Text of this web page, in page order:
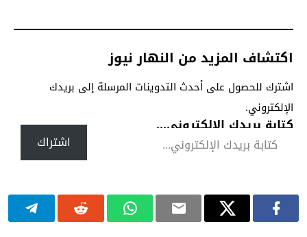
اكتشاف المزيد من النهار نيوز
اشترك للحصول على أحدث التدوينات المرسلة إلى بريدك
الإلكتروني.
كتابة بريدك الإلكتروني...
اشتراك